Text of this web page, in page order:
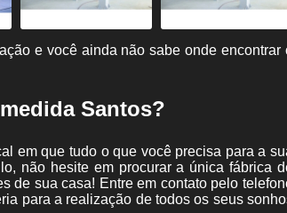
Metálica Mezanino
Estrutura
Galpão
Metálico
Galpão Metálico em Arco
de Galpão Metálico
Projeto de
Corpo de Aço Carbono
Guarda
e você ainda não sabe onde encontrar
Santos?
em que tudo o que você precisa para a
não hesite em procurar a única fábrica
de sua casa! Entre em contato pelo
para a realização de todos os seus